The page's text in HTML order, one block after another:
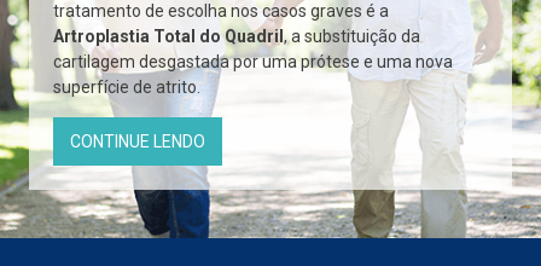
tratamento de escolha nos casos graves é a
Artroplastia Total do Quadril, a substituição da
cartilagem desgastada por uma prótese e uma nova
superfície de atrito.
CONTINUE LENDO